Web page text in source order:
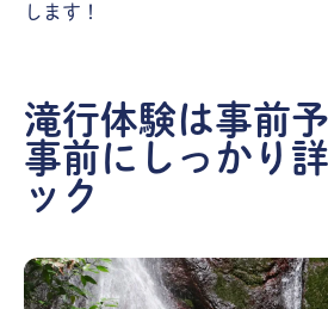
します！
滝行体験は事前
事前にしっかり
ック